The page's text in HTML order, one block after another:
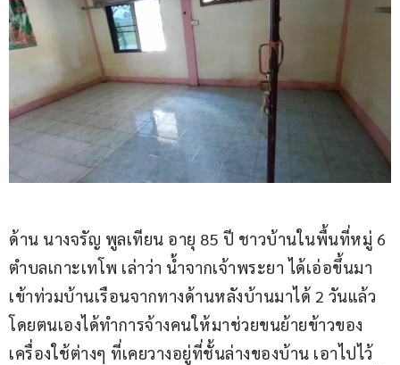
ด้าน นางจรัญ พูลเทียน อายุ 85 ปี ชาวบ้านในพื้นที่หมู่ 6
ตำบลเกาะเทโพ เล่าว่า น้ำจากเจ้าพระยา ได้เอ่อขึ้นมา
เข้าท่วมบ้านเรือนจากทางด้านหลังบ้านมาได้ 2 วันแล้ว
โดยตนเองได้ทำการจ้างคนให้มาช่วยขนย้ายข้าวของ
เครื่องใช้ต่างๆ ที่เคยวางอยู่ที่ชั้นล่างของบ้าน เอาไปไว้